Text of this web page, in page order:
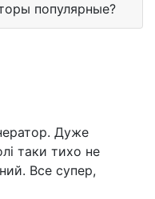
популярные?
Дуже
таки тихо не
Все супер,